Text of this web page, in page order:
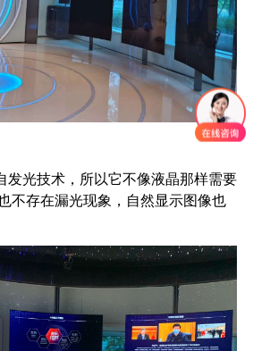
发光技术，所以它不像液晶那样需要
不存在漏光现象，自然显示图像也